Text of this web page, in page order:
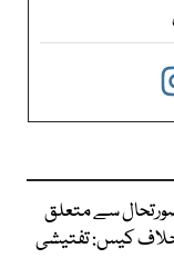
سے متعلق
کیس: تفتیشی